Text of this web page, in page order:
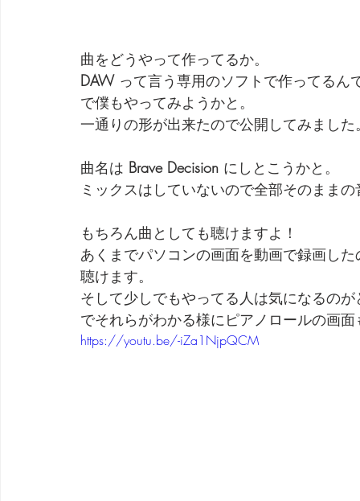
曲をどうやって作ってるか。
DAW って言う専用のソフトで作ってるん
で僕もやってみようかと。
一通りの形が出来たので公開してみました
曲名は Brave Decision にしとこうかと。
ミックスはしていないので全部そのまま
もちろん曲としても聴けますよ！
あくまでパソコンの画面を動画で録画し
聴けます。
そして少しでもやってる人は気になるの
でそれらがわかる様にピアノロールの画
https://youtu.be/-iZa1NjpQCM